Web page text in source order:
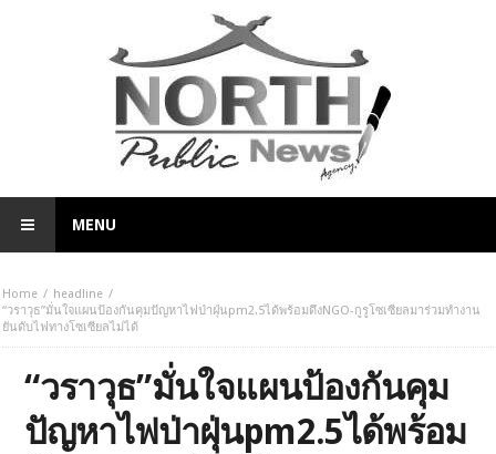
MENU
Home
headline
“วราวุธ”มั่นใจแผนป้องกันคุมปัญหาไฟป่าฝุ่นpm2.5ได้พร้อมดึงNGO-กูรูโซเซียลมาร่วมทำงาน
ยันดับไฟทางโซเซียลไม่ได้
“วราวุธ”มั่นใจแผนป้องกันคุม
ปัญหาไฟป่าฝุ่นpm2.5ได้พร้อม